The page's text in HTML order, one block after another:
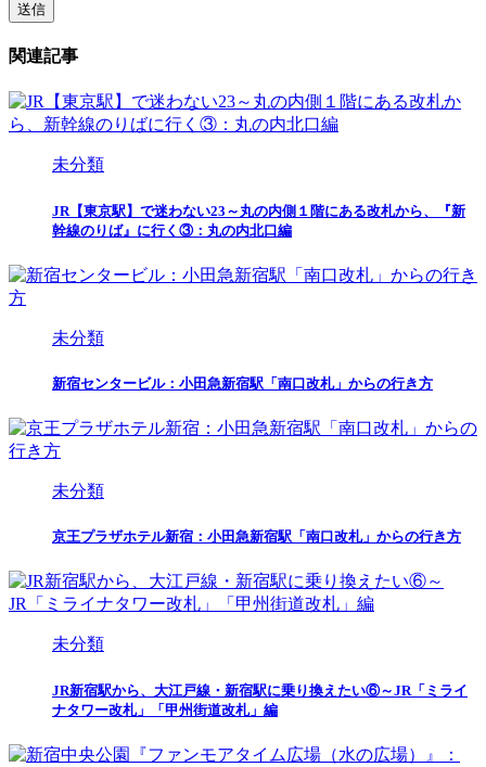
関連記事
未分類
JR【東京駅】で迷わない23～丸の内側１階にある改札から、『新
幹線のりば』に行く③：丸の内北口編
未分類
新宿センタービル：小田急新宿駅「南口改札」からの行き方
未分類
京王プラザホテル新宿：小田急新宿駅「南口改札」からの行き方
未分類
JR新宿駅から、大江戸線・新宿駅に乗り換えたい⑥～JR「ミライ
ナタワー改札」「甲州街道改札」編